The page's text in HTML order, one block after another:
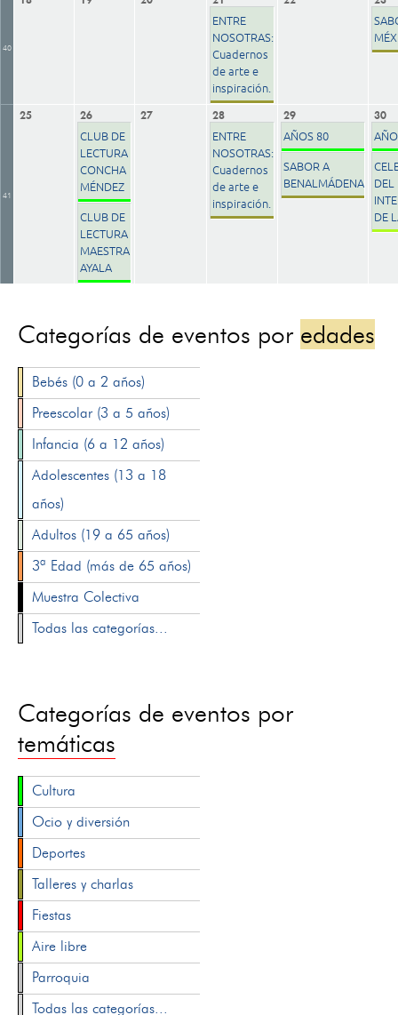
40
ENTRE
NOSOTRAS:
Cuadernos
de arte e
inspiración.
41
25 26
CLUB DE
LECTURA
CONCHA
MÉNDEZ
CLUB DE
LECTURA
MAESTRA
AYALA
27 28
ENTRE
NOSOTRAS:
Cuadernos
de arte e
inspiración.
29
AÑOS 80
SABOR A
BENALMÁDENA
30
DEL
DE
Categorías de eventos por edades
Bebés (0 a 2 años)
Preescolar (3 a 5 años)
Infancia (6 a 12 años)
Adolescentes (13 a 18
años)
Adultos (19 a 65 años)
3ª Edad (más de 65 años)
Muestra Colectiva
Todas las categorías...
Categorías de eventos por
temáticas
Cultura
Ocio y diversión
Deportes
Talleres y charlas
Fiestas
Aire libre
Parroquia
Todas las categorías...